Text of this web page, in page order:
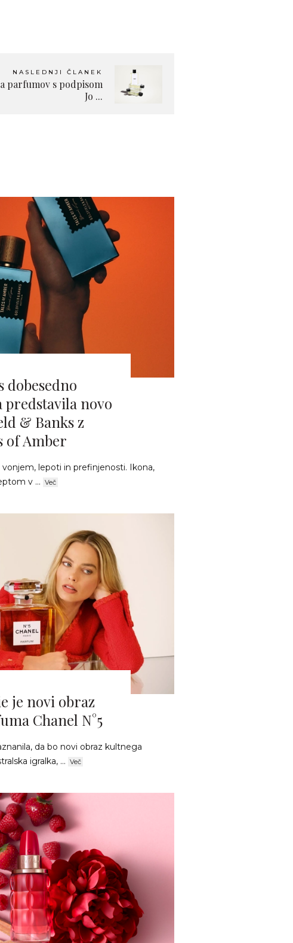
NASLEDNJI ČLANEK
parfumov s podpisom
Jo ...
dobesedno
predstavila novo
& Banks z
of Amber
lepoti in prefinjenosti. Ikona,
v ... Več
je novi obraz
Chanel N°5
da bo novi obraz kultnega
igralka, ... Več